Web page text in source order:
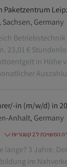
מיקום
Sachsen, Germany
23,01 €
in Höhe
in (m/w/d) in
מיקום
Anhalt, Germany
ל 2 קטגוריות
lange? 3 Jahre.
im